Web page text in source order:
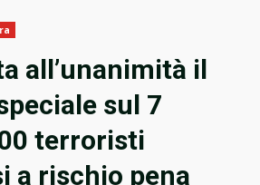
all’unanimità il
sul 7
terroristi
a rischio pena